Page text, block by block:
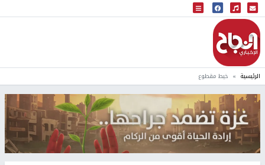
البث المباشر
إذاعة النجاح
الرئيسية خيط مقطوع